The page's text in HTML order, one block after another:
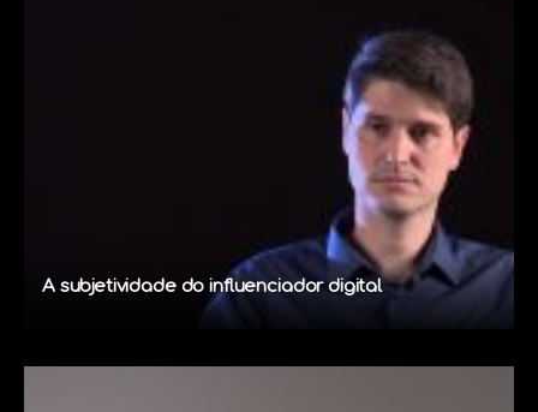
A subjetividade do influenciador digital